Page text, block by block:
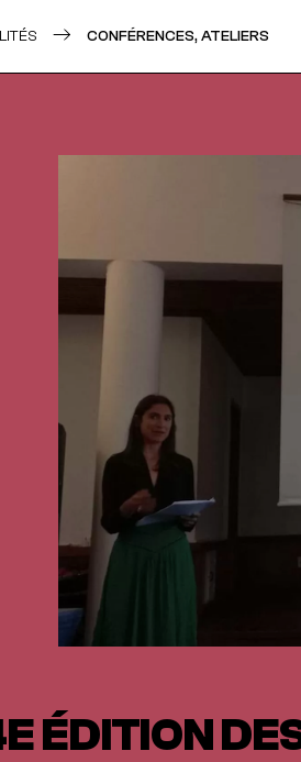
CONFÉRENCES, ATELIERS
ÉDITION